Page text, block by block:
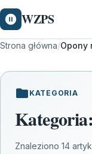
WZPS
Strona główna/Opony
KATEGORIA
Kategoria:
Znaleziono 14